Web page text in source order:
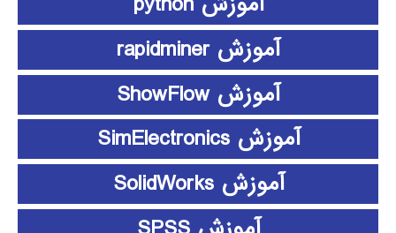
آموزش rapidminer
آموزش ShowFlow
آموزش SimElectronics
آموزش SolidWorks